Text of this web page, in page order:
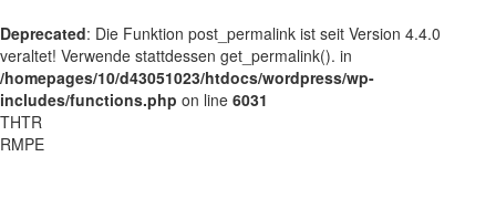
Deprecated: Die Funktion post_permalink ist seit Version 4.4.0
veraltet! Verwende stattdessen get_permalink(). in
/homepages/10/d43051023/htdocs/wordpress/wp-
includes/functions.php on line 6031
THTR
RMPE